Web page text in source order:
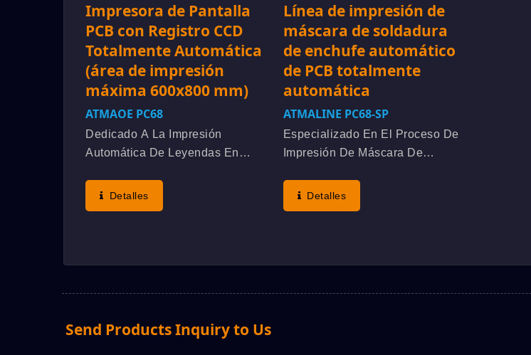
Impresora de Pantalla
PCB con Registro CCD
Totalmente Automática
(área de impresión
máxima 600x800 mm)
ATMAOE PC68
Dedicado A La Impresión
Automática De Leyendas En
Principal De Imprimir Leyendas
En PCB Es Marcar Los
Montaje. El...
Detalles
Línea de impresión de
máscara de soldadura
de enchufe automático
de PCB totalmente
automática
ATMALINE PC68-SP
Especializado En El Proceso De
Impresión De Máscara De
Multicapa Automática. Alianza
Estratégica De I+D Con El
Comprendida La Demanda,...
Detalles